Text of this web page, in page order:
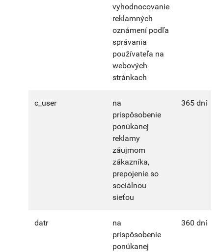
vyhodnocovanie
reklamných
oznámení podľa
správania
používateľa na
webových
stránkach
c_user
na
prispôsobenie
ponúkanej
reklamy
záujmom
zákazníka,
prepojenie so
sociálnou
sieťou
365 dní
datr
na
prispôsobenie
ponúkanej
360 dní